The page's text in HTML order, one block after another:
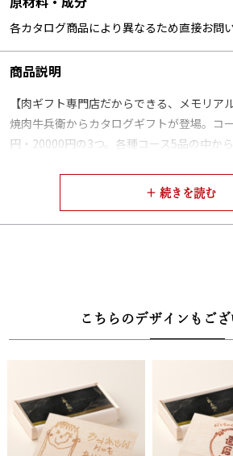
各カタログ商品により異なるため直接お問
商品説明
【肉ギフト専門店だからできる、メモリア
焼肉牛兵衛からカタログギフトが登場。コ
円・20000円の3つ。各種コース5品の中か
【お届け先様はオンラインで商品のご注文
QRコード読み取り後、2週間～1ヶ月程度で
【有効期限】
カタログギフトの有効期限は3ヶ月で申込
もった期日設定。もちろん金額の分かるも
で、ご安心ください。欲しい商品が決まっ
申し込み。カタログギフトなので、お相手
こちらのデザインもござ